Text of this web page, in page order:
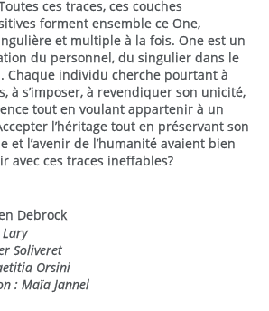
ces traces, ces couches
forment ensemble ce One,
et multiple à la fois. One est un
du personnel, du singulier dans le
Chaque individu cherche pourtant à
à s’imposer, à revendiquer son unicité,
tout en voulant appartenir à un
l’héritage tout en préservant son
et l’avenir de l’humanité avaient bien
avec ces traces ineffables?
Debrock
Soliveret
Orsini
: Maïa Jannel